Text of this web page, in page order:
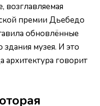
возглавляемая
премии Дьебедо
обновлённые
музея. И это
архитектура говорит